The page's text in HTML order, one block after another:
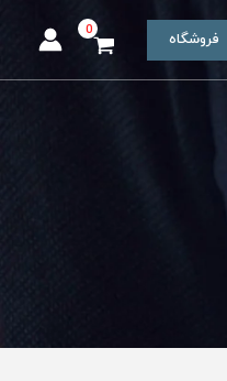
فروشگاه